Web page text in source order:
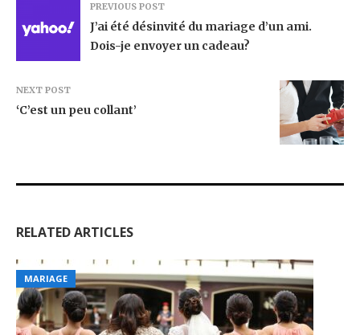
PREVIOUS POST
J’ai été désinvité du mariage d’un ami.
Dois-je envoyer un cadeau?
NEXT POST
‘C’est un peu collant’
RELATED ARTICLES
MARIAGE